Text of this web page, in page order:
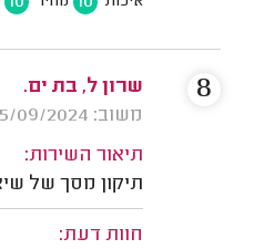
שרון ל, בת ים.
משוב: 25/09/2024
תיאור השירות:
תיקון מסך של
חוות דעת:
8